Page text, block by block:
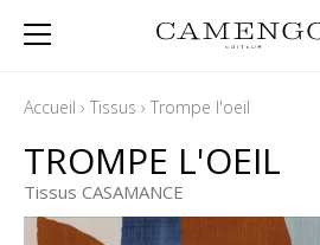
Accueil › Tissus › Trompe l'oeil
TROMPE L'OEIL
Tissus CASAMANCE